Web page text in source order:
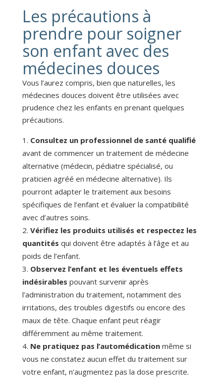
Les précautions à
prendre pour soigner
son enfant avec des
médecines douces
Vous l’aurez compris, bien que naturelles, les
médecines douces doivent être utilisées avec
prudence chez les enfants en prenant quelques
précautions.
Consultez un professionnel de santé qualifié
avant de commencer un traitement de médecine
alternative (médecin, pédiatre spécialisé, ou
praticien agréé en médecine alternative). Ils
pourront adapter le traitement aux besoins
spécifiques de l’enfant et évaluer la compatibilité
avec d’autres soins.
Vérifiez les produits utilisés et respectez les
quantités qui doivent être adaptés à l’âge et au
poids de l’enfant.
Observez l’enfant et les éventuels effets
indésirables pouvant survenir après
l’administration du traitement, notamment des
irritations, des troubles digestifs ou encore des
maux de tête. Chaque enfant peut réagir
différemment au même traitement.
Ne pratiquez pas l’automédicationmême si
vous ne constatez aucun effet du traitement sur
votre enfant, n’augmentez pas la dose prescrite.